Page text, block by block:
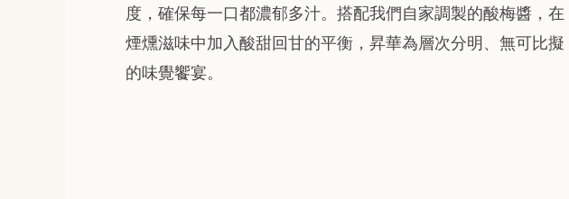
度，確保每一口都濃郁多汁。搭配我們自家調製的酸梅醬，在
煙燻滋味中加入酸甜回甘的平衡，昇華為層次分明、無可比擬
的味覺饗宴。